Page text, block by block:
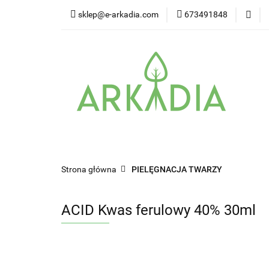
sklep@e-arkadia.com 673491848
Kategorie
Strona główna PIELĘGNACJA TWARZY
ACID Kwas ferulowy 40% 30ml